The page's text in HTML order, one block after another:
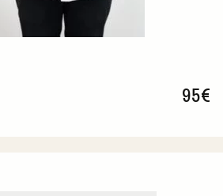
95€